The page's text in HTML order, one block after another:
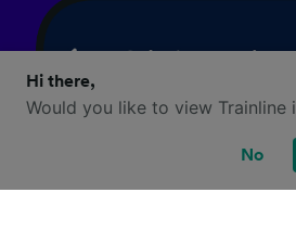
Hi there,
Would you like to view Trainline
No